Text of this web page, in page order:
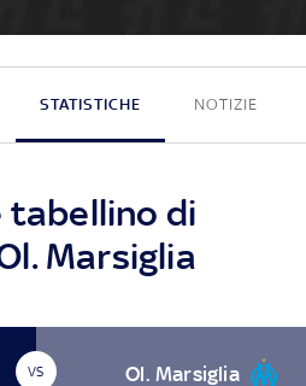
- 0
STATISTICHE NOTIZIE
di
Marsiglia
VS Ol. Marsiglia